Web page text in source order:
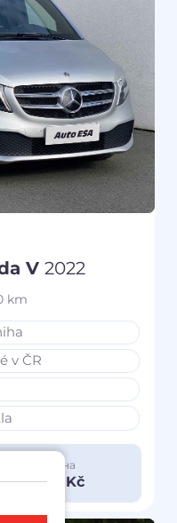
V 2022
km
v ČR
Особлива ціна
150 000 Kč